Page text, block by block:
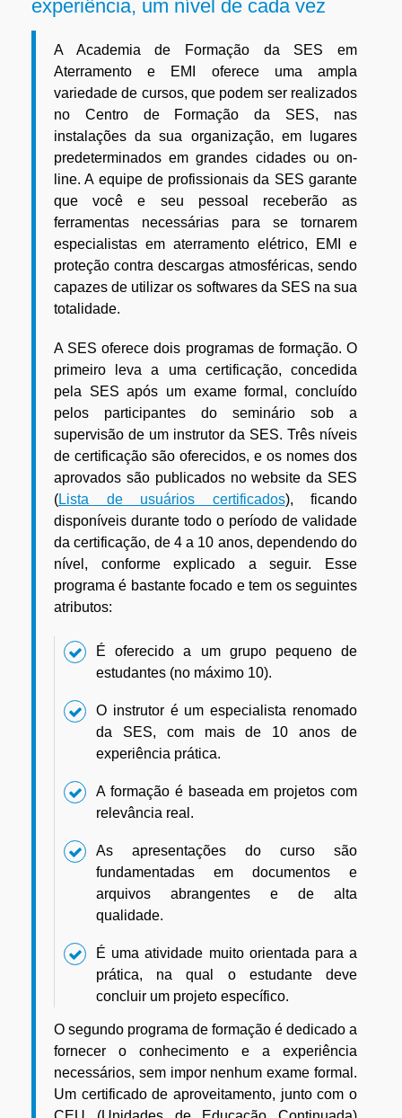
experiência, um nível de cada vez
A Academia de Formação da SES em
Aterramento e EMI oferece uma ampla
variedade de cursos, que podem ser realizados
no Centro de Formação da SES, nas
instalações da sua organização, em lugares
predeterminados em grandes cidades ou on-
line. A equipe de profissionais da SES garante
que você e seu pessoal receberão as
ferramentas necessárias para se tornarem
especialistas em aterramento elétrico, EMI e
proteção contra descargas atmosféricas, sendo
capazes de utilizar os softwares da SES na sua
totalidade.
A SES oferece dois programas de formação. O
primeiro leva a uma certificação, concedida
pela SES após um exame formal, concluído
pelos participantes do seminário sob a
supervisão de um instrutor da SES. Três níveis
de certificação são oferecidos, e os nomes dos
aprovados são publicados no website da SES
(Lista de usuários certificados), ficando
disponíveis durante todo o período de validade
da certificação, de 4 a 10 anos, dependendo do
nível, conforme explicado a seguir. Esse
programa é bastante focado e tem os seguintes
atributos:
É oferecido a um grupo pequeno de
estudantes (no máximo 10).
O instrutor é um especialista renomado
da SES, com mais de 10 anos de
experiência prática.
A formação é baseada em projetos com
relevância real.
As apresentações do curso são
fundamentadas em documentos e
arquivos abrangentes e de alta
qualidade.
É uma atividade muito orientada para a
prática, na qual o estudante deve
concluir um projeto específico.
O segundo programa de formação é dedicado a
fornecer o conhecimento e a experiência
necessários, sem impor nenhum exame formal.
Um certificado de aproveitamento, junto com o